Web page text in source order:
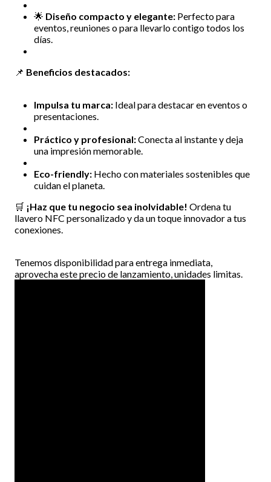
🌟 Diseño compacto y elegante: Perfecto para
eventos, reuniones o para llevarlo contigo todos los
días.
📌 Beneficios destacados:
Impulsa tu marca: Ideal para destacar en eventos o
presentaciones.
Práctico y profesional:Conecta al instante y deja
una impresión memorable.
Eco-friendly: Hecho con materiales sostenibles que
cuidan el planeta.
🛒 ¡Haz que tu negocio sea inolvidable! Ordena tu
llavero NFC personalizado y da un toque innovador a tus
conexiones.
Tenemos disponibilidad para entrega inmediata,
aprovecha este precio de lanzamiento, unidades limitas.